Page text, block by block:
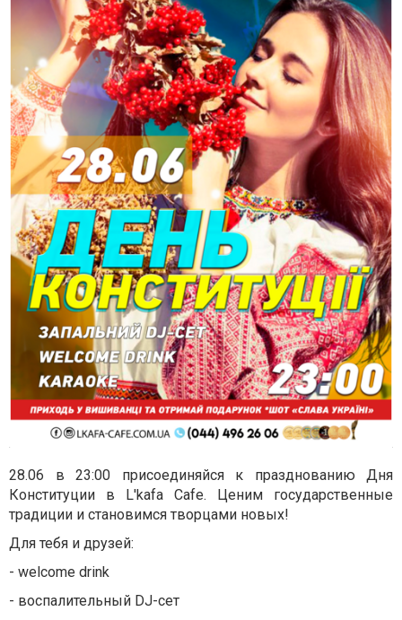
28.06 в 23:00 присоединяйся к празднованию Дня
Конституции в L'kafa Cafe. Ценим государственные
традиции и становимся творцами новых!
Для тебя и друзей:
- welcome drink
- воспалительный DJ-сет